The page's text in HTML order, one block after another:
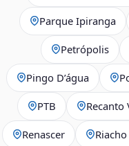
Parque Ipiranga
Petrópolis
Pingo D’água
PTB Recanto
Renascer